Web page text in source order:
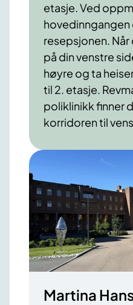
etasje. Ved
resepsjonen.
på din venstre
høyre og ta
til 2. etasje.
poliklinikk finner
korridoren til
Martina